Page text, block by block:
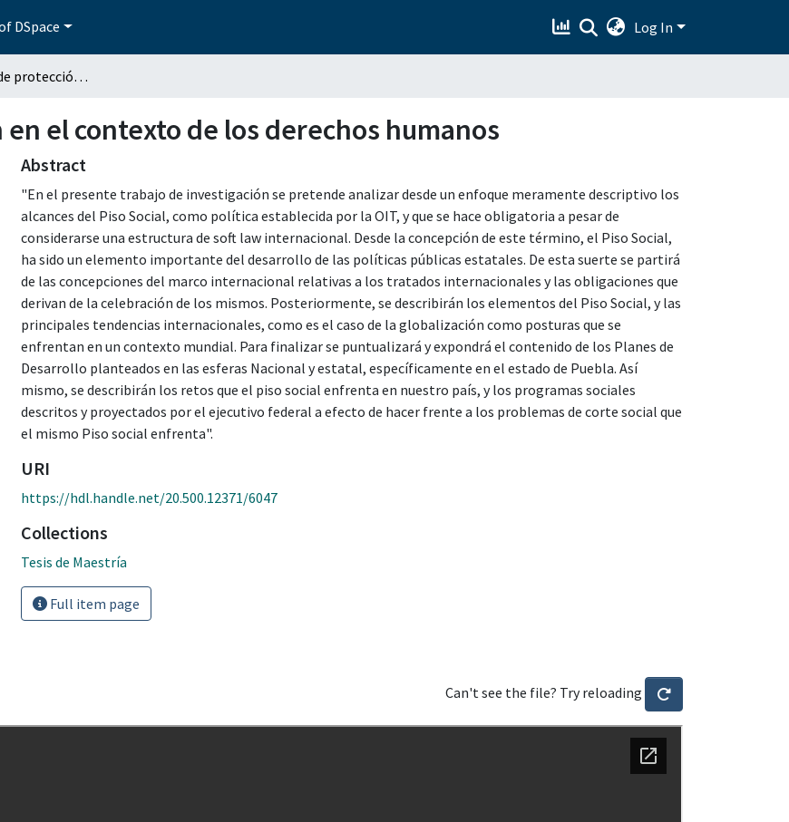
DSpace Log In
El piso social de protección en el contexto de los derechos humanos
el contexto de los derechos humanos
Abstract
"En el presente trabajo de investigación se pretende analizar desde un enfoque meramente descriptivo los
alcances del Piso Social, como política establecida por la OIT, y que se hace obligatoria a pesar de
considerarse una estructura de soft law internacional. Desde la concepción de este término, el Piso Social,
ha sido un elemento importante del desarrollo de las políticas públicas estatales. De esta suerte se partirá
de las concepciones del marco internacional relativas a los tratados internacionales y las obligaciones que
derivan de la celebración de los mismos. Posteriormente, se describirán los elementos del Piso Social, y las
principales tendencias internacionales, como es el caso de la globalización como posturas que se
enfrentan en un contexto mundial. Para finalizar se puntualizará y expondrá el contenido de los Planes de
Desarrollo planteados en las esferas Nacional y estatal, específicamente en el estado de Puebla. Así
mismo, se describirán los retos que el piso social enfrenta en nuestro país, y los programas sociales
descritos y proyectados por el ejecutivo federal a efecto de hacer frente a los problemas de corte social que
el mismo Piso social enfrenta".
URI
https://hdl.handle.net/20.500.12371/6047
Collections
Tesis de Maestría
Full item page
Can't see the file? Try reloading